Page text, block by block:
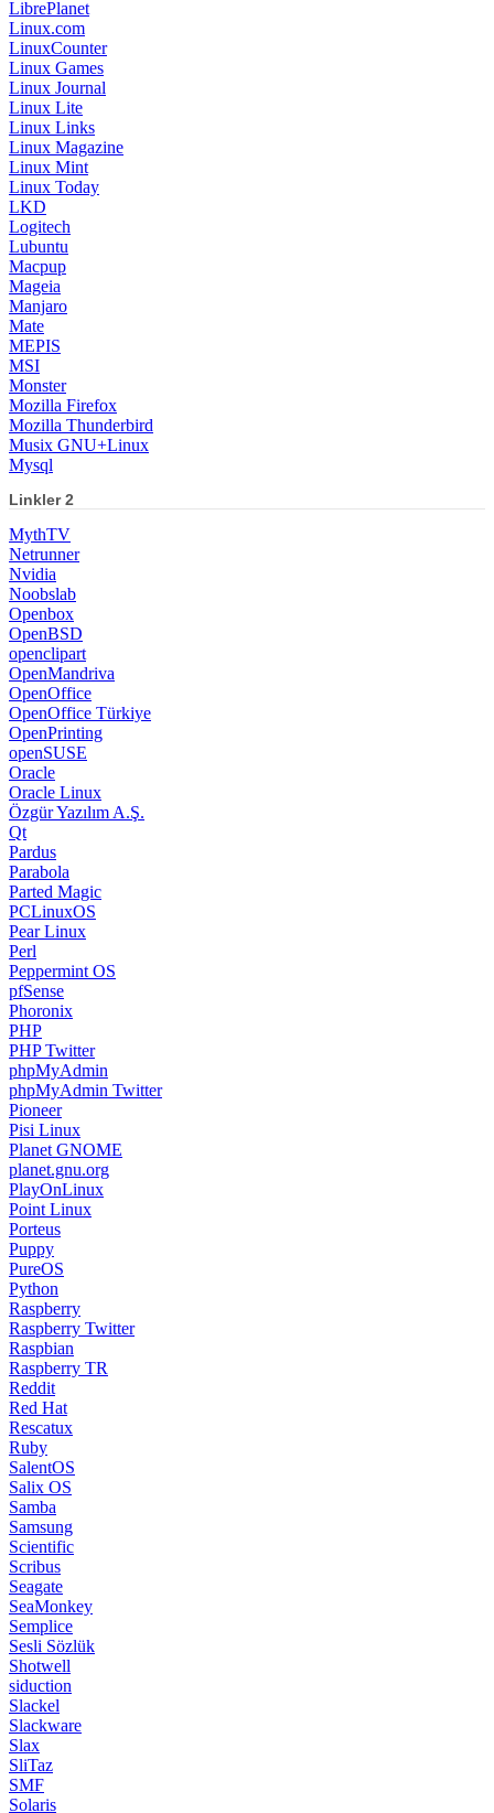
LibrePlanet
Linux.com
LinuxCounter
Linux Games
Linux Journal
Linux Lite
Linux Links
Linux Magazine
Linux Mint
Linux Today
LKD
Logitech
Lubuntu
Macpup
Mageia
Manjaro
Mate
MEPIS
MSI
Monster
Mozilla Firefox
Mozilla Thunderbird
Musix GNU+Linux
Mysql
Linkler 2
MythTV
Netrunner
Nvidia
Noobslab
Openbox
OpenBSD
openclipart
OpenMandriva
OpenOffice
OpenOffice Türkiye
OpenPrinting
openSUSE
Oracle
Oracle Linux
Özgür Yazılım A.Ş.
Qt
Pardus
Parabola
Parted Magic
PCLinuxOS
Pear Linux
Perl
Peppermint OS
pfSense
Phoronix
PHP
PHP Twitter
phpMyAdmin
phpMyAdmin Twitter
Pioneer
Pisi Linux
Planet GNOME
planet.gnu.org
PlayOnLinux
Point Linux
Porteus
Puppy
PureOS
Python
Raspberry
Raspberry Twitter
Raspbian
Raspberry TR
Reddit
Red Hat
Rescatux
Ruby
SalentOS
Salix OS
Samba
Samsung
Scientific
Scribus
Seagate
SeaMonkey
Semplice
Sesli Sözlük
Shotwell
siduction
Slackel
Slackware
Slax
SliTaz
SMF
Solaris